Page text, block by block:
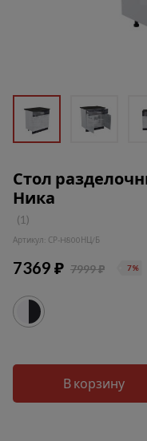
Стол
Ника
(1)
Артикул: СР-H800НЦ/Б
7369 ₽ 7999 ₽ 7%
В корзину